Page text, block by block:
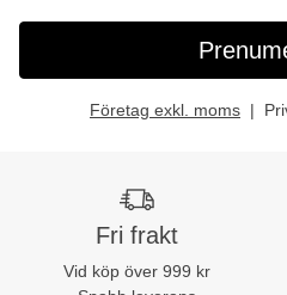
Företag exkl. moms
Fri frakt
Vid köp över 999 kr